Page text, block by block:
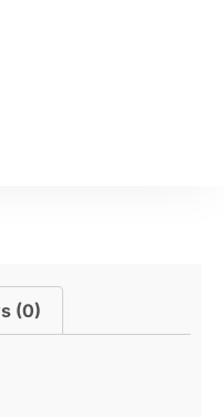
(0)